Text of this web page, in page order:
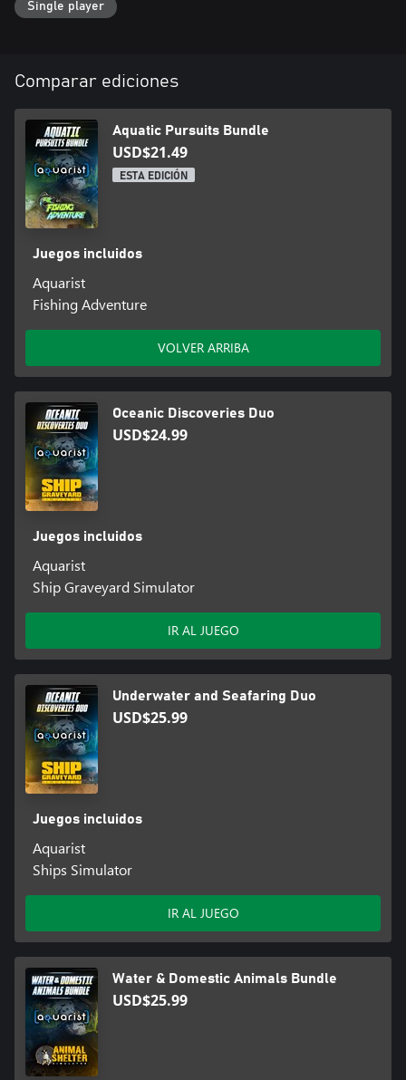
Single player
Comparar ediciones
Aquatic Pursuits Bundle
USD$21.49
ESTA EDICIÓN
Juegos incluidos
Aquarist
Fishing Adventure
VOLVER ARRIBA
Oceanic Discoveries Duo
USD$24.99
Juegos incluidos
Aquarist
Ship Graveyard Simulator
IR AL JUEGO
Underwater and Seafaring Duo
USD$25.99
Juegos incluidos
Aquarist
Ships Simulator
IR AL JUEGO
Water & Domestic Animals Bundle
USD$25.99